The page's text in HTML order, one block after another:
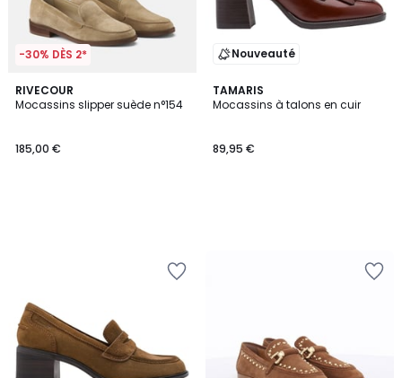
-30% DÈS 2*
RIVECOUR
Mocassins slipper suède n°154
185,00 €
Nouveauté
TAMARIS
Mocassins à talons en cuir
89,95 €